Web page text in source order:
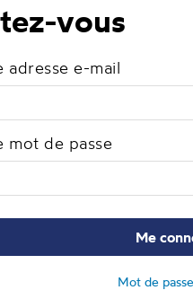
vous
adresse e-mail
mot de passe
Me
Mot de